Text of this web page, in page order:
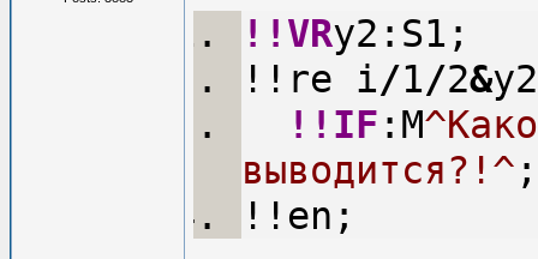
!!VRy2:S1;
!!re i/1/2&
!!IF :M
выводится?!^ ;
!!en;